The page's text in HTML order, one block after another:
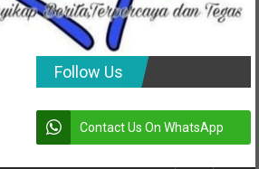
Follow Us
Contact Us On WhatsApp